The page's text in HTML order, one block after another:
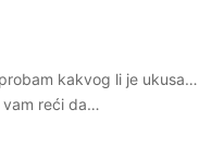
kakvog li je ukusa…
vam reći da…